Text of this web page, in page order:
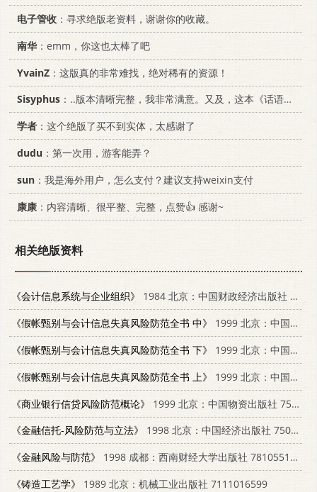
电子管收 ：寻求绝版老资料，谢谢你的收藏。
南华 ：emm，你这也太棒了吧
YvainZ ：这版真的非常难找，绝对稀有的资源！
Sisyphus ：..版本清晰完整，我非常满意。又及，这本《话语的真相》...
学者 ：这个绝版了买不到实体，太感谢了
dudu ：第一次用，游客能弄？
sun ：我是海外用户，怎么支付？建议支持weixin支付
康康 ：内容清晰、很平整、完整，点赞👍 感谢~
相关绝版资料
《会计信息系统与企业组织》
1984 北京：中国财政经济出版社 4166·451
《假帐甄别与会计信息失真风险防范全书 中》
1999 北京：中国物价出版社 780070887X
《假帐甄别与会计信息失真风险防范全书 下》
1999 北京：中国物价出版社 780070887X
《假帐甄别与会计信息失真风险防范全书 上》
1999 北京：中国物价出版社 780070887X
《商业银行信贷风险防范概论》
1999 北京：中国物资出版社 7504712612
《金融信托-风险防范与立法》
1998 北京：中国经济出版社 7501743444
《金融风险与防范》
1998 成都：西南财经大学出版社 7810551493
《铸造工艺学》
1989 北京：机械工业出版社 7111016599